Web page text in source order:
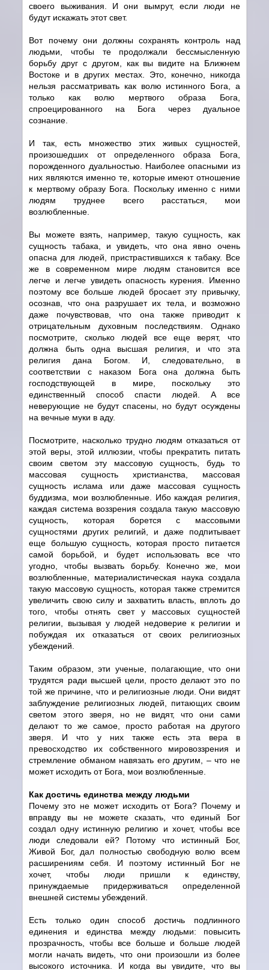
своего выживания. И они вымрут, если люди не
будут искажать этот свет.
Вот почему они должны сохранять контроль над
людьми, чтобы те продолжали бессмысленную
борьбу друг с другом, как вы видите на Ближнем
Востоке и в других местах. Это, конечно, никогда
нельзя рассматривать как волю истинного Бога, а
только как волю мертвого образа Бога,
спроецированного на Бога через дуальное
сознание.
И так, есть множество этих живых сущностей,
произошедших от определенного образа Бога,
порожденного дуальностью. Наиболее опасными из
них являются именно те, которые имеют отношение
к мертвому образу Бога. Поскольку именно с ними
людям труднее всего расстаться, мои
возлюбленные.
Вы можете взять, например, такую сущность, как
сущность табака, и увидеть, что она явно очень
опасна для людей, пристрастившихся к табаку. Все
же в современном мире людям становится все
легче и легче увидеть опасность курения. Именно
поэтому все больше людей бросает эту привычку,
осознав, что она разрушает их тела, и возможно
даже почувствовав, что она также приводит к
отрицательным духовным последствиям. Однако
посмотрите, сколько людей все еще верят, что
должна быть одна высшая религия, и что эта
религия дана Богом. И, следовательно, в
соответствии с наказом Бога она должна быть
господствующей в мире, поскольку это
единственный способ спасти людей. А все
неверующие не будут спасены, но будут осуждены
на вечные муки в аду.
Посмотрите, насколько трудно людям отказаться от
этой веры, этой иллюзии, чтобы прекратить питать
своим светом эту массовую сущность, будь то
массовая сущность христианства, массовая
сущность ислама или даже массовая сущность
буддизма, мои возлюбленные. Ибо каждая религия,
каждая система воззрения создала такую массовую
сущность, которая борется с массовыми
сущностями других религий, и даже подпитывает
еще большую сущность, которая просто питается
самой борьбой, и будет использовать все что
угодно, чтобы вызвать борьбу. Конечно же, мои
возлюбленные, материалистическая наука создала
такую массовую сущность, которая также стремится
увеличить свою силу и захватить власть, вплоть до
того, чтобы отнять свет у массовых сущностей
религии, вызывая у людей недоверие к религии и
побуждая их отказаться от своих религиозных
убеждений.
Таким образом, эти ученые, полагающие, что они
трудятся ради высшей цели, просто делают это по
той же причине, что и религиозные люди. Они видят
заблуждение религиозных людей, питающих своим
светом этого зверя, но не видят, что они сами
делают то же самое, просто работая на другого
зверя. И что у них также есть эта вера в
превосходство их собственного мировоззрения и
стремление обманом навязать его другим, – что не
может исходить от Бога, мои возлюбленные.
Как достичь единства между людьми
Почему это не может исходить от Бога? Почему и
вправду вы не можете сказать, что единый Бог
создал одну истинную религию и хочет, чтобы все
люди следовали ей? Потому что истинный Бог,
Живой Бог, дал полностью свободную волю всем
расширениям себя. И поэтому истинный Бог не
хочет, чтобы люди пришли к единству,
принуждаемые придерживаться определенной
внешней системы убеждений.
Есть только один способ достичь подлинного
единения и единства между людьми: повысить
прозрачность, чтобы все больше и больше людей
могли начать видеть, что они произошли из более
высокого источника. И когда вы увидите, что вы